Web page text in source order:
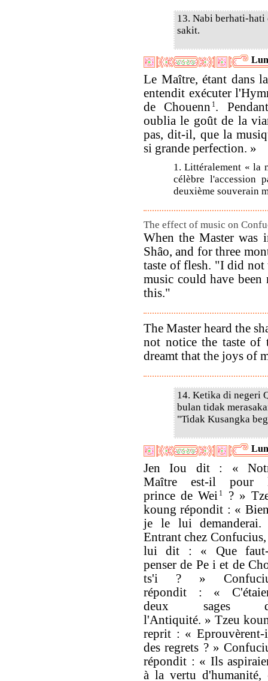
13. Nabi berhati-hati
sakit.
Le Maître, étant dans
entendit exécuter
de Chouenn 1.
oublia le goût de la
pas, dit-il, que la
si grande perfection. »
1. Littéralement « la
célèbre l'accession
deuxième souverain
The effect of music on
When the Master was
Shâo, and for three
taste of flesh. "I did
music could have been
this."
The Master heard the
not notice the taste of
dreamt that the joys of
14. Ketika di negeri
bulan tidak
"Tidak Kusangka
Jen Iou dit : «
Maître est-il pour
prince de Wei 1
? »
koung répondit : «
je le lui demanderai.
Entrant chez
lui dit : « Que
penser de Pe i et de
ts'i ? »
répondit : «
deux sages
l'Antiquité. » Tzeu
reprit : « Eprouvèrent-
des regrets ? »
répondit : « Ils
à la vertu